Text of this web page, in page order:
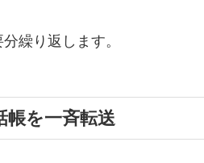
繰り返します。
帳を一斉転送